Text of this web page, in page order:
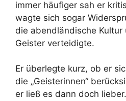
immer häufiger sah er
wagte sich sogar
die abendländische Kultur
Geister verteidigte.
Er überlegte kurz, ob er
die „Geisterinnen“
er ließ es dann doch